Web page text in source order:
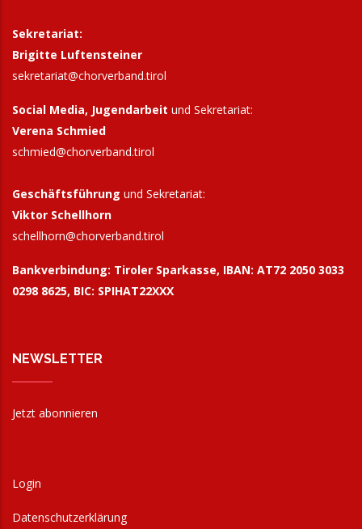
Sekretariat:
Brigitte Luftensteiner
sekretariat@chorverband.tirol
Social Media, Jugendarbeit und Sekretariat:
Verena Schmied
schmied@chorverband.tirol
Geschäftsführung und Sekretariat:
Viktor Schellhorn
schellhorn@chorverband.tirol
Bankverbindung: Tiroler Sparkasse, IBAN: AT72 2050 3033
0298 8625, BIC: SPIHAT22XXX
NEWSLETTER
Jetzt abonnieren
Login
Datenschutzerklärung